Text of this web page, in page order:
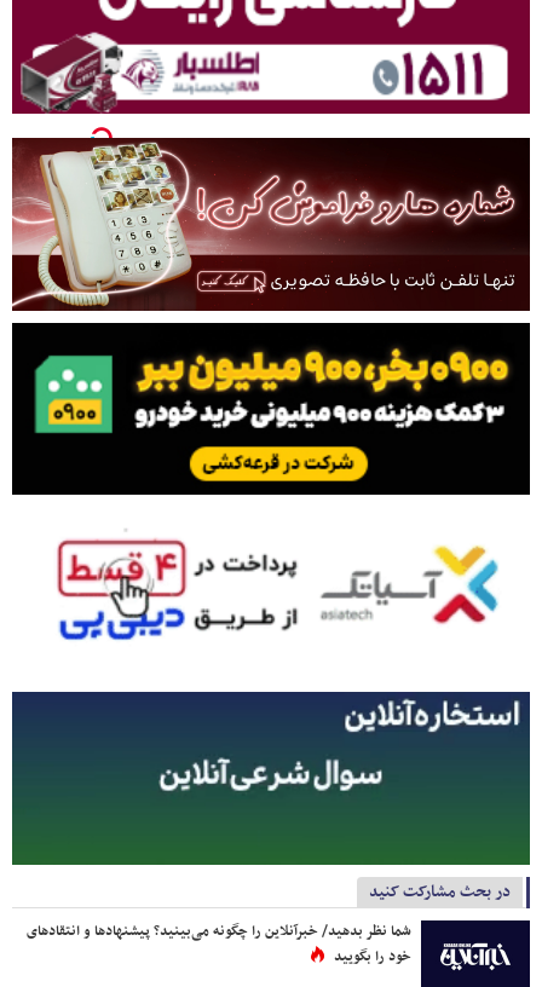
در بحث مشارکت کنید
شما نظر بدهید/ خبرآنلاین را چگونه می‌بینید؟ پیشنهادها و انتقادهای
خود را بگویید